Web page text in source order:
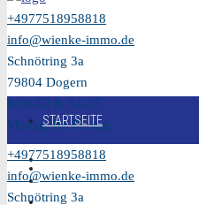
+4977518958818
info@wienke-immo.de
Schnötring 3a
79804 Dogern
8:30-12 & 14-17
Montag bis Freitag
STARTSEITE
+4977518958818
info@wienke-immo.de
Schnötring 3a